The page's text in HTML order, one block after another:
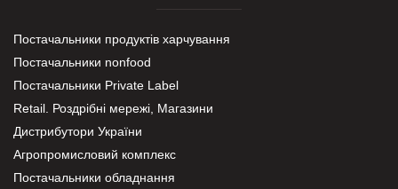
Постачальники продуктів харчування
Постачальники nonfood
Постачальники Private Label
Retail. Роздрібні мережі, Магазини
Дистрибутори України
Агропромисловий комплекс
Постачальники обладнання